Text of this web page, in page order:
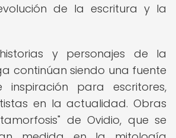
de la escritura y la
y personajes de la
continúan siendo una fuente
inspiración para escritores,
en la actualidad. Obras
de Ovidio, que se